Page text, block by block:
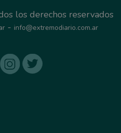
los derechos reservados
- info@extremodiario.com.ar